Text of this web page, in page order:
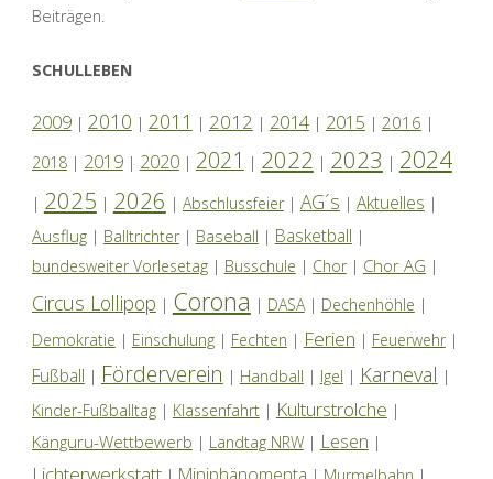
Beiträgen.
SCHULLEBEN
2009| 2010 | 2011 | 2012 | 2014| 2015 | 2016 |
2018| 2019| 2020| 2021 | 2022 | 2023 | 2024
| 2025 | 2026 | Abschlussfeier| AG´s | Aktuelles |
Ausflug| Balltrichter| Baseball | Basketball |
bundesweiter Vorlesetag| Busschule | Chor| Chor AG |
Circus Lollipop | Corona | DASA| Dechenhöhle |
Demokratie | Einschulung| Fechten | Ferien | Feuerwehr|
Fußball | Förderverein | Handball | Igel | Karneval |
Kinder-Fußballtag| Klassenfahrt| Kulturstrolche |
Känguru-Wettbewerb | Landtag NRW| Lesen |
Lichterwerkstatt